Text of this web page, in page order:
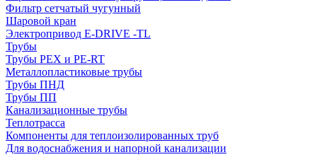
Фильтр сетчатый чугунный
Шаровой кран
Электропривод E-DRIVE -TL
Трубы
Трубы PEX и PE-RT
Металлопластиковые трубы
Трубы ПНД
Трубы ПП
Канализационные трубы
Теплотрасса
Компоненты для теплоизолированных труб
Для водоснабжения и напорной канализации